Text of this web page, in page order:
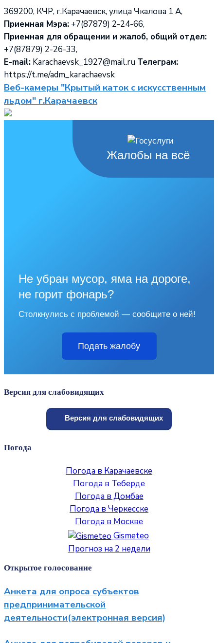
369200, КЧР, г.Карачаевск, улица Чкалова 1 А,
Приемная Мэра: +7(87879) 2-24-66,
Приемная для обращении и жалоб, общий отдел:
+7(87879) 2-26-33,
E-mail: Karachaevsk_1927@mail.ru Телеграм:
https://t.me/adm_karachaevsk
Веб-камеры "Крытый каток с искусственным
льдом" г.Карачаевск
Жалобы на всё
Не убран мусор, яма на дороге,
не горит фонарь?
Столкнулись с проблемой — сообщите о ней!
Подать жалобу
Версия для слабовидящих
Версия для слабовидящих
Погода
Погода в Карачаевске
Погода в Теберде
Погода в Домбае
Погода в Черкесске
Погода в Москве
Gismeteo
Прогноз на 2 недели
Открытое голосование
Анкета для опроса субъектов
предпринимательской
деятельности(электронная версия)